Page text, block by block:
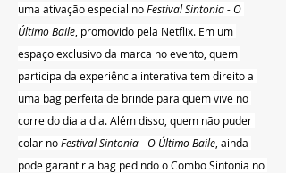
uma ativação especial no Festival Sintonia - O
Último Baile , promovido pela Netflix. Em um
espaço exclusivo da marca no evento, quem
participa da experiência interativa tem direito a
uma bag perfeita de brinde para quem vive no
corre do dia a dia. Além disso, quem não puder
colar no Festival Sintonia - O Último Baile , ainda
pode garantir a bag pedindo o Combo Sintonia no